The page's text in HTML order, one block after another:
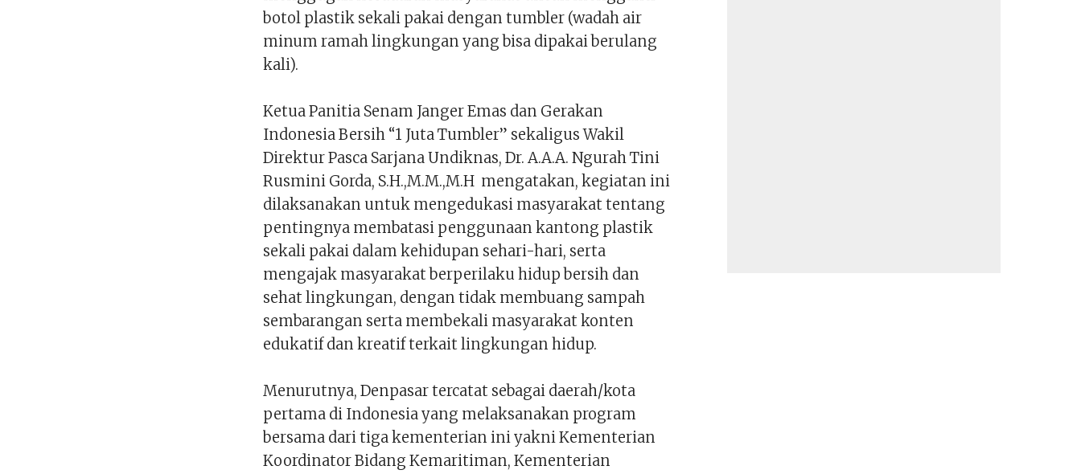
botol plastik sekali pakai dengan tumbler (wadah air
minum ramah lingkungan yang bisa dipakai berulang
kali).
Ketua Panitia Senam Janger Emas dan Gerakan
Indonesia Bersih “1 Juta Tumbler” sekaligus Wakil
Direktur Pasca Sarjana Undiknas, Dr. A.A.A. Ngurah Tini
Rusmini Gorda, S.H.,M.M.,M.H mengatakan, kegiatan ini
dilaksanakan untuk mengedukasi masyarakat tentang
pentingnya membatasi penggunaan kantong plastik
sekali pakai dalam kehidupan sehari-hari, serta
mengajak masyarakat berperilaku hidup bersih dan
sehat lingkungan, dengan tidak membuang sampah
sembarangan serta membekali masyarakat konten
edukatif dan kreatif terkait lingkungan hidup.
Menurutnya, Denpasar tercatat sebagai daerah/kota
pertama di Indonesia yang melaksanakan program
bersama dari tiga kementerian ini yakni Kementerian
Koordinator Bidang Kemaritiman, Kementerian